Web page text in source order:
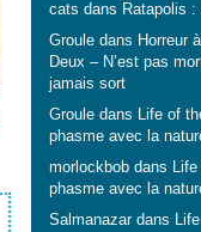
cats dans Ratapolis
Grouledans Horreur
Deux – N’est pas
jamais sort
Grouledans Life of
phasme avec la
morlockbobdans
phasme avec la
Salmanazardans